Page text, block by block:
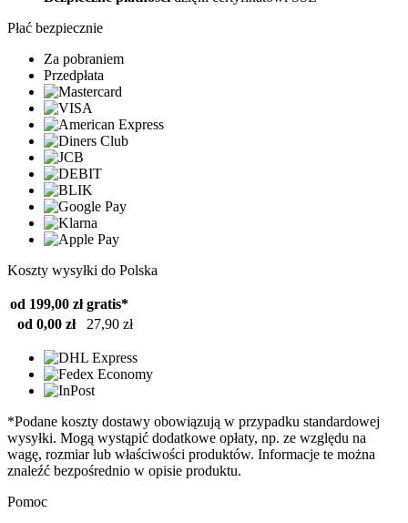
Płać bezpiecznie
Za pobraniem
Przedpłata
Koszty wysyłki do Polska
od 199,00 zł gratis*
od 0,00 zł
27,90 zł
*Podane koszty dostawy obowiązują w przypadku standardowej
wysyłki. Mogą wystąpić dodatkowe opłaty, np. ze względu na
wagę, rozmiar lub właściwości produktów. Informacje te można
znaleźć bezpośrednio w opisie produktu.
Pomoc